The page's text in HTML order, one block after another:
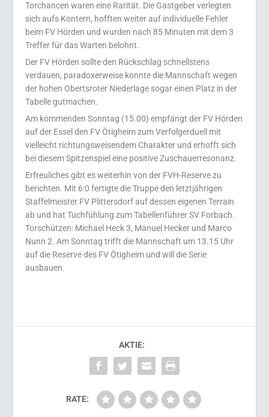
Torchancen waren eine Rarität. Die Gastgeber verlegten
sich aufs Kontern, hofften weiter auf individuelle Fehler
beim FV Hörden und wurden nach 85 Minuten mit dem 3
Treffer für das Warten belohnt.
Der FV Hörden sollte den Rückschlag schnellstens
verdauen, paradoxerweise konnte die Mannschaft wegen
der hohen Obertsroter Niederlage sogar einen Platz in der
Tabelle gutmachen.
Am kommenden Sonntag (15.00) empfängt der FV Hörden
auf der Essel den FV Ötigheim zum Verfolgerduell mit
vielleicht richtungsweisendem Charakter und erhofft sich
bei diesem Spitzenspiel eine positive Zuschauerresonanz.
Erfreuliches gibt es weiterhin von der FVH-Reserve zu
berichten. Mit 6:0 fertigte die Truppe den letztjährigen
Staffelmeister FV Plittersdorf auf dessen eigenen Terrain
ab und hat Tuchfühlung zum Tabellenführer SV Forbach.
Torschützen: Michael Heck 3, Manuel Hecker und Marco
Nunn 2. Am Sonntag trifft die Mannschaft um 13.15 Uhr
auf die Reserve des FV Ötigheim und will die Serie
ausbauen.
AKTIE:
RATE: